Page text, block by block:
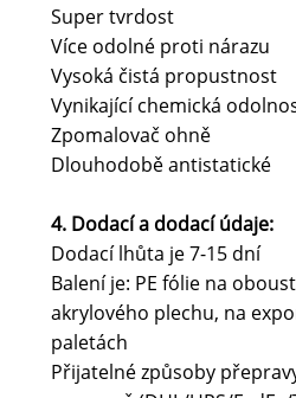
Super tvrdost
Více odolné proti nárazu
Vysoká čistá propustnost
Vynikající chemická
Zpomalovač ohně
Dlouhodobě antistatické
4. Dodací a dodací údaje:
Dodací lhůta je 7-15 dní
Balení je: PE fólie na
akrylového plechu, na
paletách
Přijatelné způsoby